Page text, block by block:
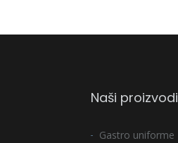
Naši proizvodi
Gastro uniforme